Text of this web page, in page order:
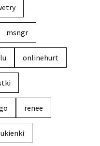
msngr
onlinehurt
renee